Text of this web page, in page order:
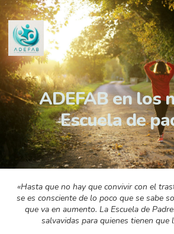
ADEFAB en los
Escuela de
«Hasta que no hay que convivir con el
se es consciente de lo poco que se sabe
que va en aumento. La Escuela de
salvavidas para quienes tienen que